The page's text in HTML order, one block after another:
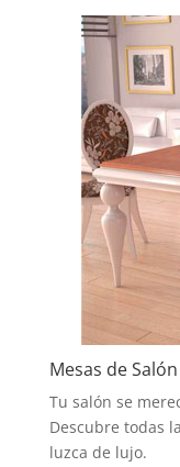
Mesas de Salón
Tu salón se
Descubre todas
luzca de lujo.